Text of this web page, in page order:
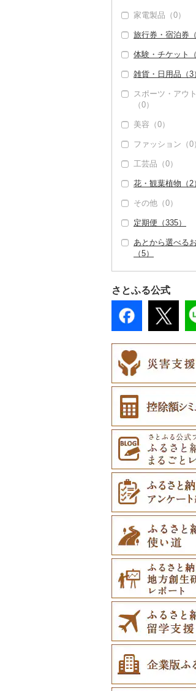
砂糖（0）
塩（0）
醤油（0）
味噌（0）
酢（0）
こしょう（0）
その他調味料
家電製品（0）
旅行券・宿泊券（
旅行券（0）
宿泊券（8）
体験・チケット（
PayPay商品券
食事券（0）
用券（2）
水族館（0）
動物園（0）
釣り（0）
ダイビング（0
スキーチケッ
ゴルフプレー
GDOふるさ
プレークーポ
その他のゴル
券（0）
花火大会チケ
（0）
カタログギフ
その他体験・
雑貨・日用品（3
家具・インテ
（2）
タンス（0）
机・テーブル
椅子・チェア
ア（2）
寝具（0）
タオル（0）
文房具・印鑑
ボールペン（0
ノート・ファ
その他文房具
食器（0）
キッチン用品
日用品（0）
楽器・器材（
（0）
ご当地キャラ
（0）
ベビー用品（
ペット用品（
防災グッズ（
その他雑貨（
スポーツ・アウ
（0）
美容（0）
ファッション（0
工芸品（0）
花・観葉植物（2
観葉植物・苗
花（2）
胡蝶蘭（0）
ラワー（2）
その他花（0）
盆栽・その他
その他（0）
定期便（335）
あとから選べる
（5）
さとふる公式